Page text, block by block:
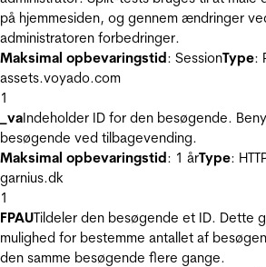
på hjemmesiden, og gennem ændringer
administratoren forbedringer.
Maksimal opbevaringstid: SessionType:
assets.voyado.com
1
_vaIndeholder ID for den besøgende.
besøgende ved tilbagevending.
Maksimal opbevaringstid: 1 årType:
garnius.dk
1
FPAUTildeler den besøgende et ID. Dette
mulighed for bestemme antallet af
den samme besøgende flere gange.